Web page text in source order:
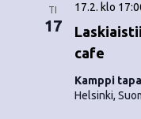
TI
17
cafe
17.2. klo
Kamppi
Helsinki,